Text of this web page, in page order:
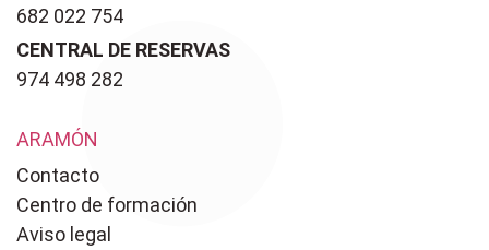
682 022 754
CENTRAL DE RESERVAS
974 498 282
ARAMÓN
Contacto
Centro de formación
Aviso legal